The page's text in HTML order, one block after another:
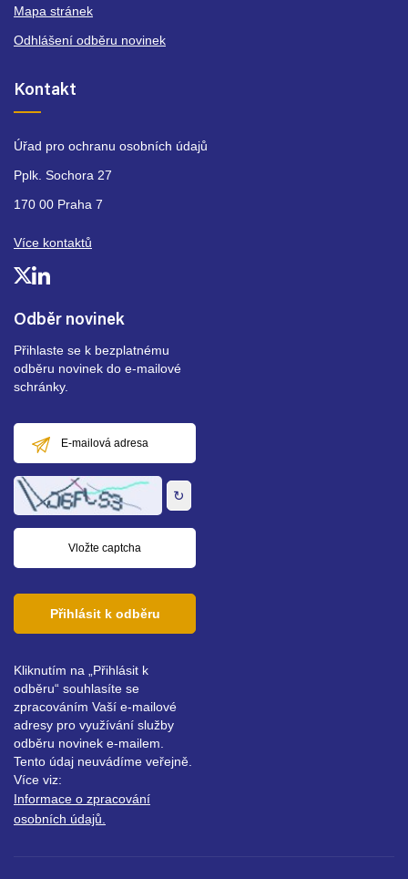
Odběr novinek
Přihlaste se k bezplatnému
odběru novinek do e-mailové
schránky.
mailová
adresa
↻
Přihlásit k odběru
Kliknutím na „Přihlásit k
odběru“ souhlasíte se
zpracováním Vaší e-mailové
adresy pro využívání služby
odběru novinek e-mailem.
Tento údaj neuvádíme veřejně.
Více viz:
Informace o zpracování
osobních údajů.
Mapa stránek
Odhlášení odběru novinek
Kontakt
Úřad pro ochranu osobních údajů
Pplk. Sochora 27
170 00 Praha 7
Více kontaktů